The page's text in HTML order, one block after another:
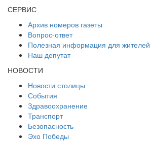
СЕРВИС
Архив номеров газеты
Вопрос-ответ
Полезная информация для жителей
Наш депутат
НОВОСТИ
Новости столицы
События
Здравоохранение
Транспорт
Безопасность
Эхо Победы